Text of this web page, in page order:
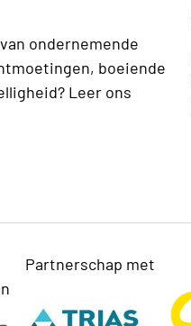
ondernemende
boeiende
Leer ons
Partnerschap met